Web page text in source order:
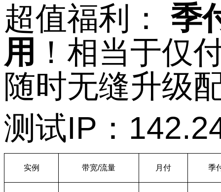
超值福利：
季
用 ！相当于仅
随时无缝升级
测试IP ：
实例 带宽/流量 月付 季